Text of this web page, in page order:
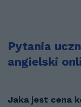
Pytania
angielski
Jaka jest cena